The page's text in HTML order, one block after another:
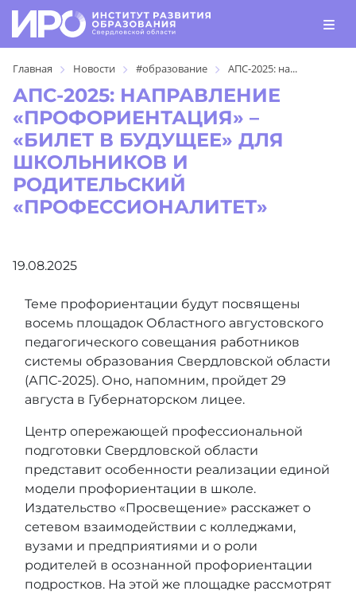
Главная Новости #образование АПС-2025: на...
АПС-2025: НАПРАВЛЕНИЕ
«ПРОФОРИЕНТАЦИЯ» –
«БИЛЕТ В БУДУЩЕЕ» ДЛЯ
ШКОЛЬНИКОВ И
РОДИТЕЛЬСКИЙ
«ПРОФЕССИОНАЛИТЕТ»
19.08.2025
Теме профориентации будут посвящены
восемь площадок Областного августовского
педагогического совещания работников
системы образования Свердловской области
(АПС-2025). Оно, напомним, пройдет 29
августа в Губернаторском лицее.
Центр опережающей профессиональной
подготовки Свердловской области
представит особенности реализации единой
модели профориентации в школе.
Издательство «Просвещение» расскажет о
сетевом взаимодействии с колледжами,
вузами и предприятиями и о роли
родителей в осознанной профориентации
подростков. На этой же площадке рассмотрят